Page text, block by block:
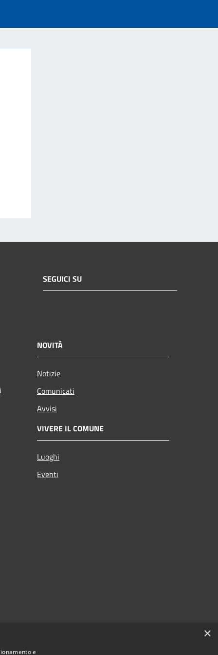
SEGUICI SU
NOVITÀ
Notizie
Comunicati
Avvisi
VIVERE IL COMUNE
Luoghi
Eventi
×
e